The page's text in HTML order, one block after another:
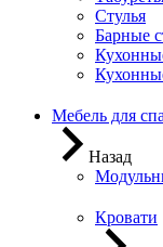
Стулья
Барные
Мебель для
Назад
Кровати